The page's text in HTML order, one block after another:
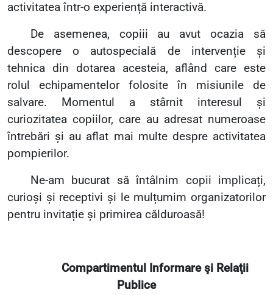
activitatea într-o experiență interactivă.
De asemenea, copiii au avut ocazia să
descopere o autospecială de intervenție și
tehnica din dotarea acesteia, aflând care este
rolul echipamentelor folosite în misiunile de
salvare. Momentul a stârnit interesul și
curiozitatea copiilor, care au adresat numeroase
întrebări și au aflat mai multe despre activitatea
pompierilor.
Ne-am bucurat să întâlnim copii implicați,
curioși și receptivi și le mulțumim organizatorilor
pentru invitație și primirea călduroasă!
Compartimentul Informare şi Relaţii
Publice